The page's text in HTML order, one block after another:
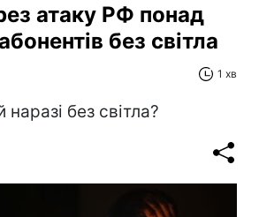
атаку РФ понад
без світла
1 хв
без світла?